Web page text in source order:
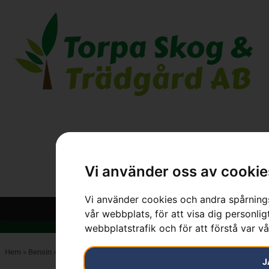
Vi använder oss av
Vi använder cookies och andra
vår webbplats, för att visa dig
webbplatstrafik och för att förstå var
Hem » Bensin »